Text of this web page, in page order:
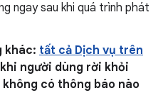
ngay sau khi quá trình phát
khác: tất cả Dịch vụ trên
khi người dùng rời khỏi
có thông báo nào